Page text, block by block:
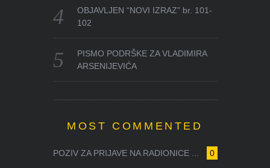
OBJAVLJEN “NOVI IZRAZ” br. 101-
102
PISMO PODRŠKE ZA VLADIMIRA
ARSENIJEVIĆA
MOST COMMENTED
0
POZIV ZA PRIJAVE NA RADIONICE ...